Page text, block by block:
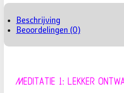
Beschrijving
Beoordelingen (0)
Meditatie 1: Lekker